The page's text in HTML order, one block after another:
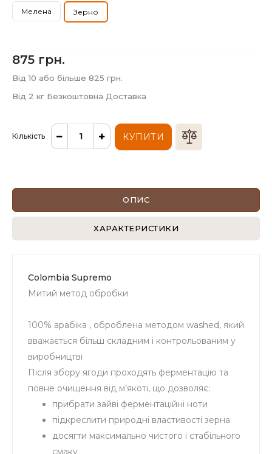
Мелена Зерно
875 грн.
Від 10 або більше 825 грн.
Від 2 кг Безкоштовна Доставка
Кількість КУПИТИ
ОПИС
ХАРАКТЕРИСТИКИ
Colombia Supremo
Митий метод обробки
100% арабіка , оброблена методом washed, який
вважається більш складним і контрольованим у
виробництві
Після збору ягоди проходять ферментацію та
повне очищення від м’якоті, що дозволяє:
прибрати зайві ферментаційні ноти
підкреслити природні властивості зерна
досягти максимально чистого і стабільного
смаку